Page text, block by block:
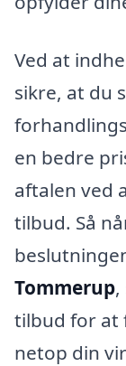
Ved at
sikre, at du
en bedre
aftalen ved
tilbud. Så
Tommerup,
tilbud for at
netop din